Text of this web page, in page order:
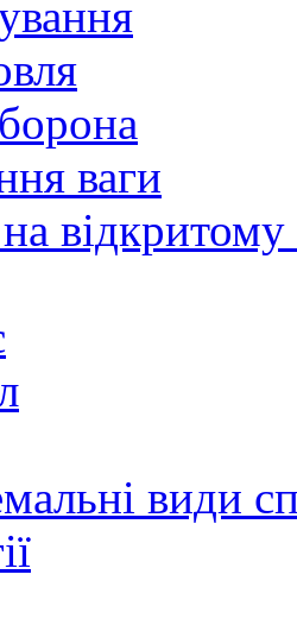
ваги
відкритому
види